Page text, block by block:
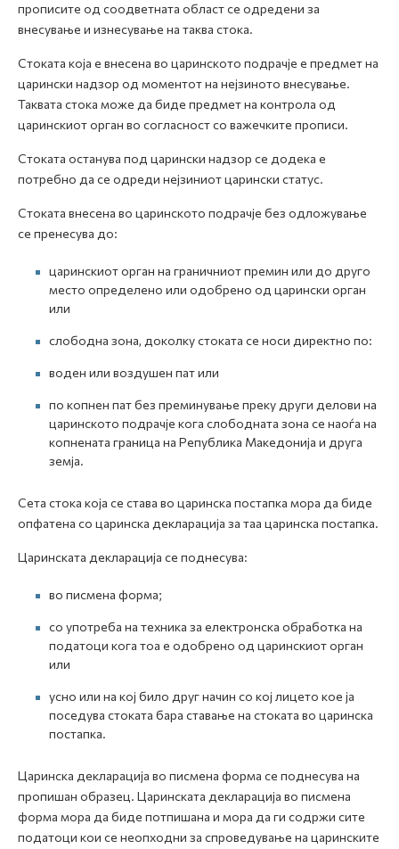
прописите од соодветната област се одредени за
внесување и изнесување на таква стока.
Стоката која е внесена во царинското подрачје е предмет на
царински надзор од моментот на нејзиното внесување.
Таквата стока може да биде предмет на контрола од
царинскиот орган во согласност со важечките прописи.
Стоката останува под царински надзор се додека е
потребно да се одреди нејзиниот царински статус.
Стоката внесена во царинското подрачје без одложување
се пренесува до:
царинскиот орган на граничниот премин или до друго
место определено или одобрено од царински орган
или
слободна зона, доколку стоката се носи директно по:
воден или воздушен пат или
по копнен пат без преминување преку други делови на
царинското подрачје кога слободната зона се наоѓа на
копнената граница на Република Македонија и друга
земја.
Сета стока која се става во царинска постапка мора да биде
опфатена со царинска декларација за таа царинска постапка.
Царинската декларација се поднесува:
во писмена форма;
со употреба на техника за електронска обработка на
податоци кога тоа е одобрено од царинскиот орган
или
усно или на кој било друг начин со кој лицето кое ја
поседува стоката бара ставање на стоката во царинска
постапка.
Царинска декларација во писмена форма се поднесува на
пропишан образец. Царинската декларација во писмена
форма мора да биде потпишана и мора да ги содржи сите
податоци кои се неопходни за спроведување на царинските